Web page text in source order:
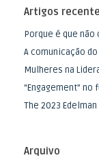
Artigos
Porque é que não
A comunicação do
Mulheres na
“Engagement” no
The 2023
Arquivo